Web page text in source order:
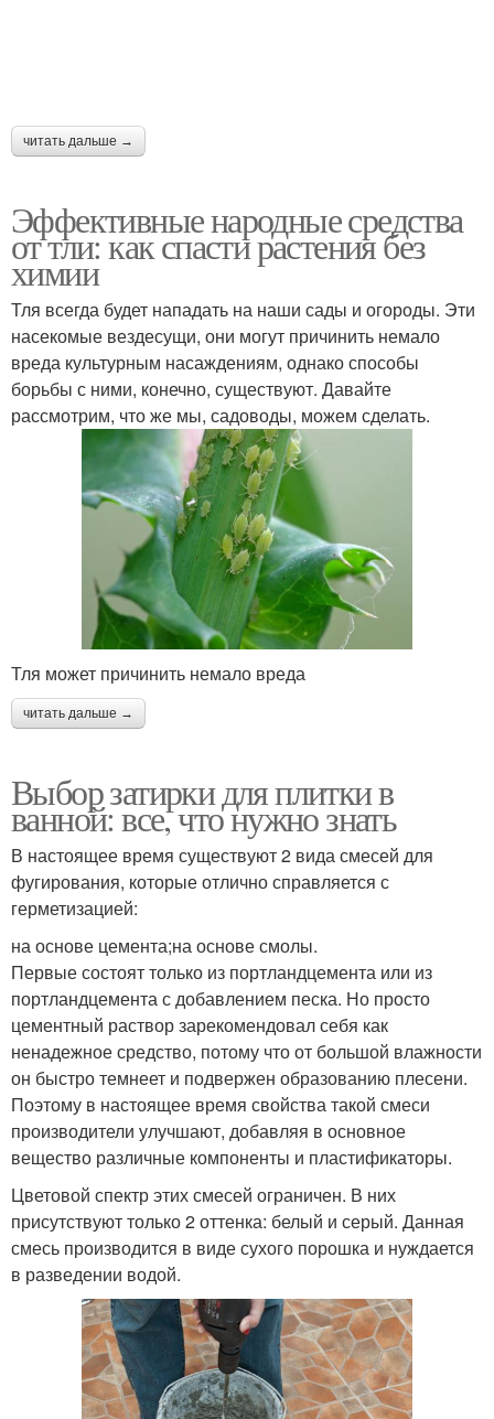
читать дальше →
Эффективные народные средства
от тли: как спасти растения без
химии
Тля всегда будет нападать на наши сады и огороды. Эти
насекомые вездесущи, они могут причинить немало
вреда культурным насаждениям, однако способы
борьбы с ними, конечно, существуют. Давайте
рассмотрим, что же мы, садоводы, можем сделать.
Тля может причинить немало вреда
читать дальше →
Выбор затирки для плитки в
ванной: все, что нужно знать
В настоящее время существуют 2 вида смесей для
фугирования, которые отлично справляется с
герметизацией:
на основе цемента;на основе смолы.
Первые состоят только из портландцемента или из
портландцемента с добавлением песка. Но просто
цементный раствор зарекомендовал себя как
ненадежное средство, потому что от большой влажности
он быстро темнеет и подвержен образованию плесени.
Поэтому в настоящее время свойства такой смеси
производители улучшают, добавляя в основное
вещество различные компоненты и пластификаторы.
Цветовой спектр этих смесей ограничен. В них
присутствуют только 2 оттенка: белый и серый. Данная
смесь производится в виде сухого порошка и нуждается
в разведении водой.